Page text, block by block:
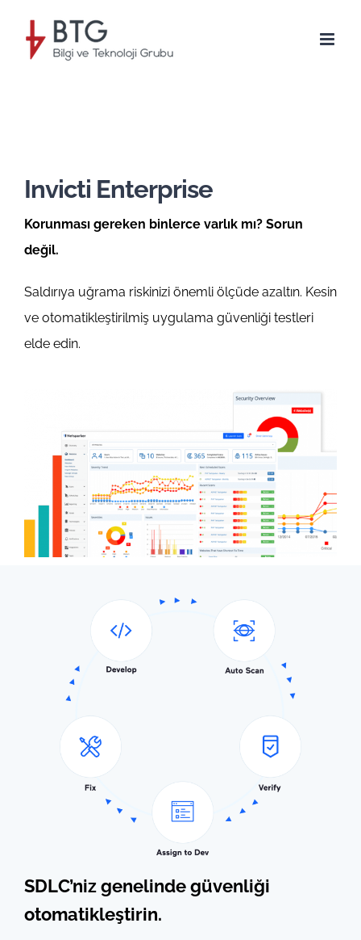
content
Invicti Enterprise
Korunması gereken binlerce varlık mı? Sorun
değil.
Saldırıya uğrama riskinizi önemli ölçüde azaltın. Kesin
ve otomatikleştirilmiş uygulama güvenliği testleri
elde edin.
SDLC’niz genelinde güvenliği
otomatikleştirin.